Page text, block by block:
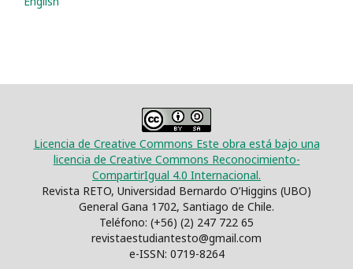
Licencia de Creative Commons Este obra está bajo una
licencia de Creative Commons Reconocimiento-
CompartirIgual 4.0 Internacional.
Revista RETO, Universidad Bernardo O’Higgins (UBO)
General Gana 1702, Santiago de Chile.
Teléfono: (+56) (2) 247 722 65
revistaestudiantesto@gmail.com
e-ISSN: 0719-8264